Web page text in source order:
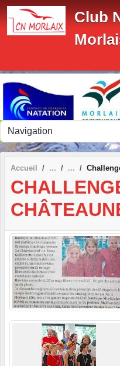
Club
Accueil
Panneau de gestion des